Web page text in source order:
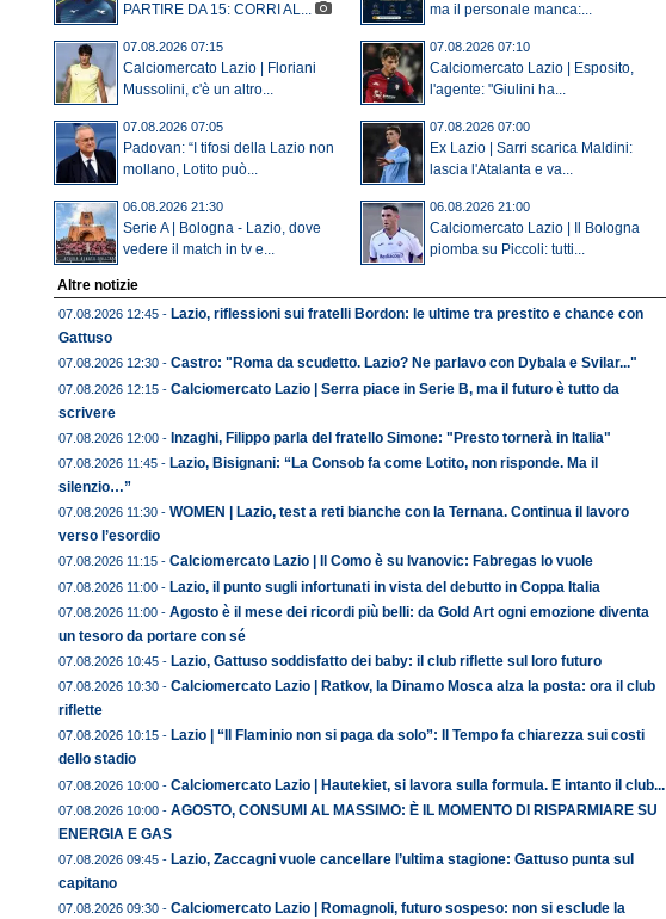
PARTIRE DA 15: CORRI AL...
ma il personale manca:...
07.08.2026 07:15
Calciomercato Lazio | Floriani
Mussolini, c'è un altro...
07.08.2026 07:10
Calciomercato Lazio | Esposito,
l'agente: "Giulini ha...
07.08.2026 07:05
Padovan: “I tifosi della Lazio non
mollano, Lotito può...
07.08.2026 07:00
Ex Lazio | Sarri scarica Maldini:
lascia l'Atalanta e va...
06.08.2026 21:30
Serie A | Bologna - Lazio, dove
vedere il match in tv e...
06.08.2026 21:00
Calciomercato Lazio | Il Bologna
piomba su Piccoli: tutti...
Altre notizie
07.08.2026 12:45 - Lazio, riflessioni sui fratelli Bordon: le ultime tra prestito e chance con
Gattuso
07.08.2026 12:30 - Castro: "Roma da scudetto. Lazio? Ne parlavo con Dybala e Svilar..."
07.08.2026 12:15 - Calciomercato Lazio | Serra piace in Serie B, ma il futuro è tutto da
scrivere
07.08.2026 12:00 - Inzaghi, Filippo parla del fratello Simone: "Presto tornerà in Italia"
07.08.2026 11:45 - Lazio, Bisignani: “La Consob fa come Lotito, non risponde. Ma il
silenzio…”
07.08.2026 11:30 - WOMEN | Lazio, test a reti bianche con la Ternana. Continua il lavoro
verso l’esordio
07.08.2026 11:15 - Calciomercato Lazio | Il Como è su Ivanovic: Fabregas lo vuole
07.08.2026 11:00 - Lazio, il punto sugli infortunati in vista del debutto in Coppa Italia
07.08.2026 11:00 - Agosto è il mese dei ricordi più belli: da Gold Art ogni emozione diventa
un tesoro da portare con sé
07.08.2026 10:45 - Lazio, Gattuso soddisfatto dei baby: il club riflette sul loro futuro
07.08.2026 10:30 - Calciomercato Lazio | Ratkov, la Dinamo Mosca alza la posta: ora il club
riflette
07.08.2026 10:15 - Lazio | “Il Flaminio non si paga da solo”: Il Tempo fa chiarezza sui costi
dello stadio
07.08.2026 10:00 - Calciomercato Lazio | Hautekiet, si lavora sulla formula. E intanto il club...
07.08.2026 10:00 - AGOSTO, CONSUMI AL MASSIMO: È IL MOMENTO DI RISPARMIARE SU
ENERGIA E GAS
07.08.2026 09:45 - Lazio, Zaccagni vuole cancellare l’ultima stagione: Gattuso punta sul
capitano
07.08.2026 09:30 - Calciomercato Lazio | Romagnoli, futuro sospeso: non si esclude la